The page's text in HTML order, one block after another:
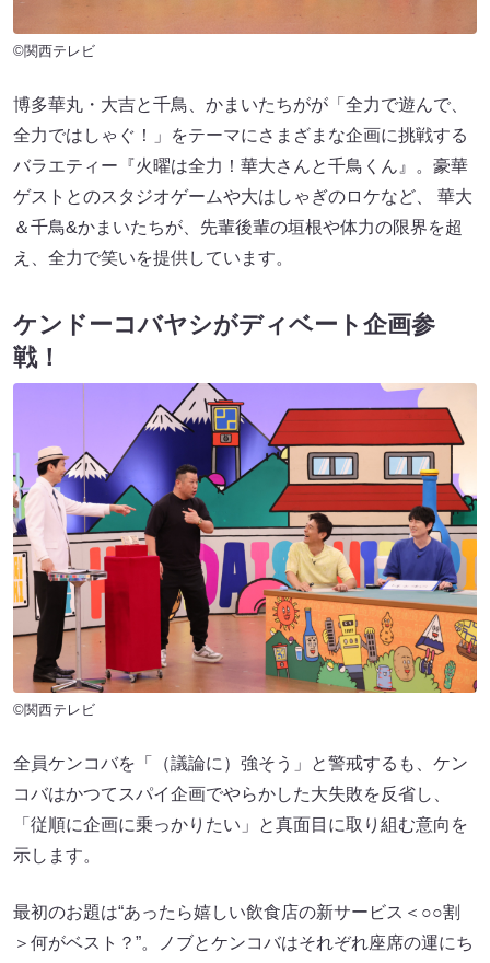
©関西テレビ
博多華丸・大吉と千鳥、かまいたちがが「全力で遊んで、
全力ではしゃぐ！」をテーマにさまざまな企画に挑戦する
バラエティー『火曜は全力！華大さんと千鳥くん』。豪華
ゲストとのスタジオゲームや大はしゃぎのロケなど、 華大
＆千鳥&かまいたちが、先輩後輩の垣根や体力の限界を超
え、全力で笑いを提供しています。
ケンドーコバヤシがディベート企画参
戦！
©関西テレビ
全員ケンコバを「（議論に）強そう」と警戒するも、ケン
コバはかつてスパイ企画でやらかした大失敗を反省し、
「従順に企画に乗っかりたい」と真面目に取り組む意向を
示します。
最初のお題は“あったら嬉しい飲食店の新サービス＜○○割
＞何がベスト？”。ノブとケンコバはそれぞれ座席の運にち